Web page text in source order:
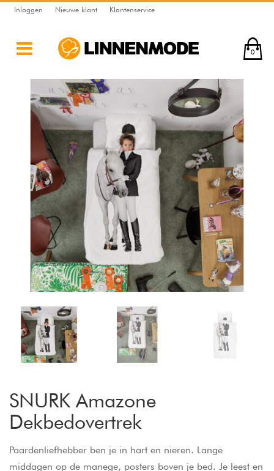
Inloggen Nieuwe klant Klantenservice
0
SNURK Amazone
Dekbedovertrek
Paardenliefhebber ben je in hart en nieren. Lange
middagen op de manege, posters boven je bed. Je leest en